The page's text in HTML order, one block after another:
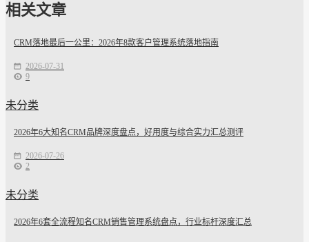
相关文章
CRM落地最后一公里：2026年8款客户管理系统落地指南
2026-07-31
9
未分类
2026年6大知名CRM品牌深度盘点，好用度与综合实力汇总测评
2026-07-26
2
未分类
2026年6套全流程知名CRM销售管理系统盘点，行业标杆深度汇总